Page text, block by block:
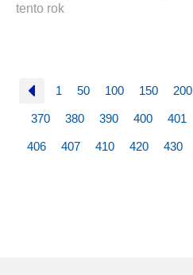
tento rok
1 50 100 150 200
370 380 390 400 401
406 407 410 420 430